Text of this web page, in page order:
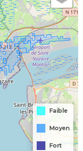
Faible
Moyen
Fort